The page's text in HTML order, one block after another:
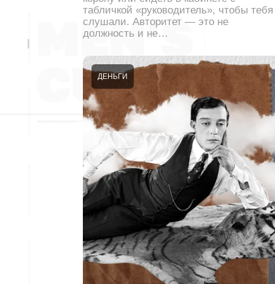
табличкой «руководитель», чтобы тебя
слушали. Авторитет — это не
должность и не…
ДЕНЬГИ